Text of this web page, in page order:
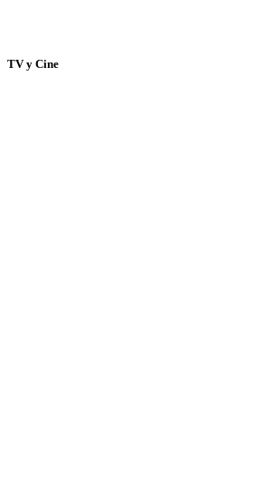
TV y Cine